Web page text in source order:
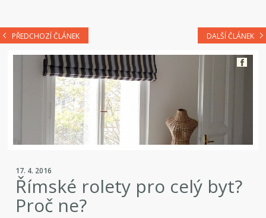
PŘEDCHOZÍ ČLÁNEK DALŠÍ ČLÁNEK
17. 4. 2016
Římské rolety pro celý byt?
Proč ne?